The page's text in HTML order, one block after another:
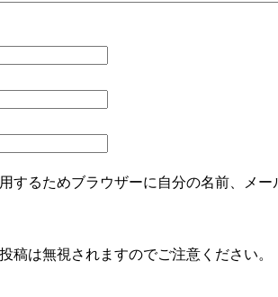
するためブラウザーに自分の名前、メー
稿は無視されますのでご注意ください。